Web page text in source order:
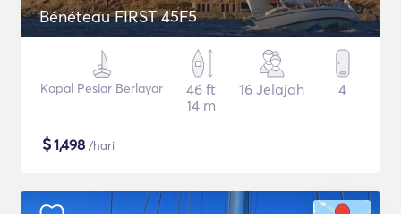
Bénéteau FIRST 45F5
Kapal Pesiar Berlayar
46 ft
14 m
16 Jelajah 4
$1,498 /hari